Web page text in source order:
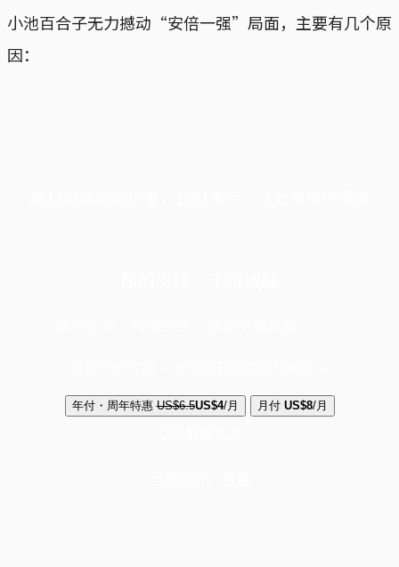
小池百合子无力撼动“安倍一强”局面，主要有几个原
因：
年付・周年特惠 US$6.5US$4/月 月付 US$8/月